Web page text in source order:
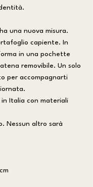
una nuova misura.
capiente. In
in una pochette
removibile. Un solo
per accompagnarti
in Italia con materiali
Nessun altro sarà